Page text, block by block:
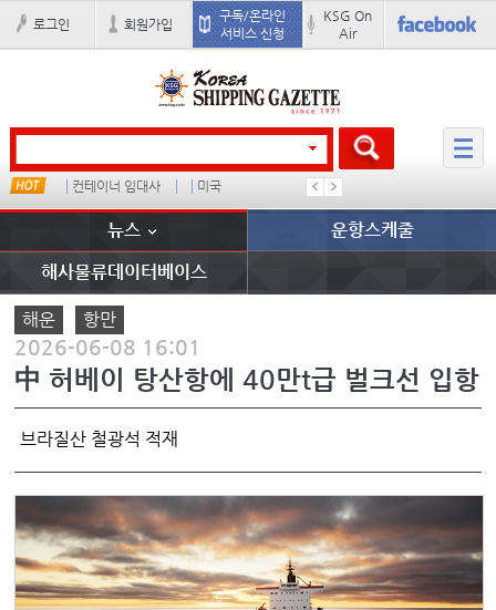
로그인 회원가입
구독/온라인
서비스 신청
KSG On
Air
컨테이너 임대사 미국 �
뉴스 운항스케줄
해사물류데이터베이스
해운 항만
2026-06-08 16:01
中 허베이 탕산항에 40만t급 벌크선 입항
브라질산 철광석 적재